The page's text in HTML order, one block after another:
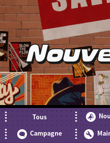
Tous
Campagne